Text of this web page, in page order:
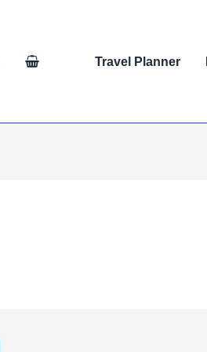
Travel Planner